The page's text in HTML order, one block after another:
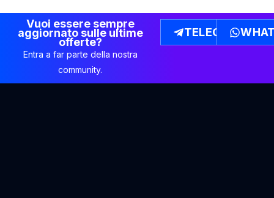
Vuoi essere sempre
aggiornato sulle ultime
offerte?
Entra a far parte della nostra
community.
TELEGRAM